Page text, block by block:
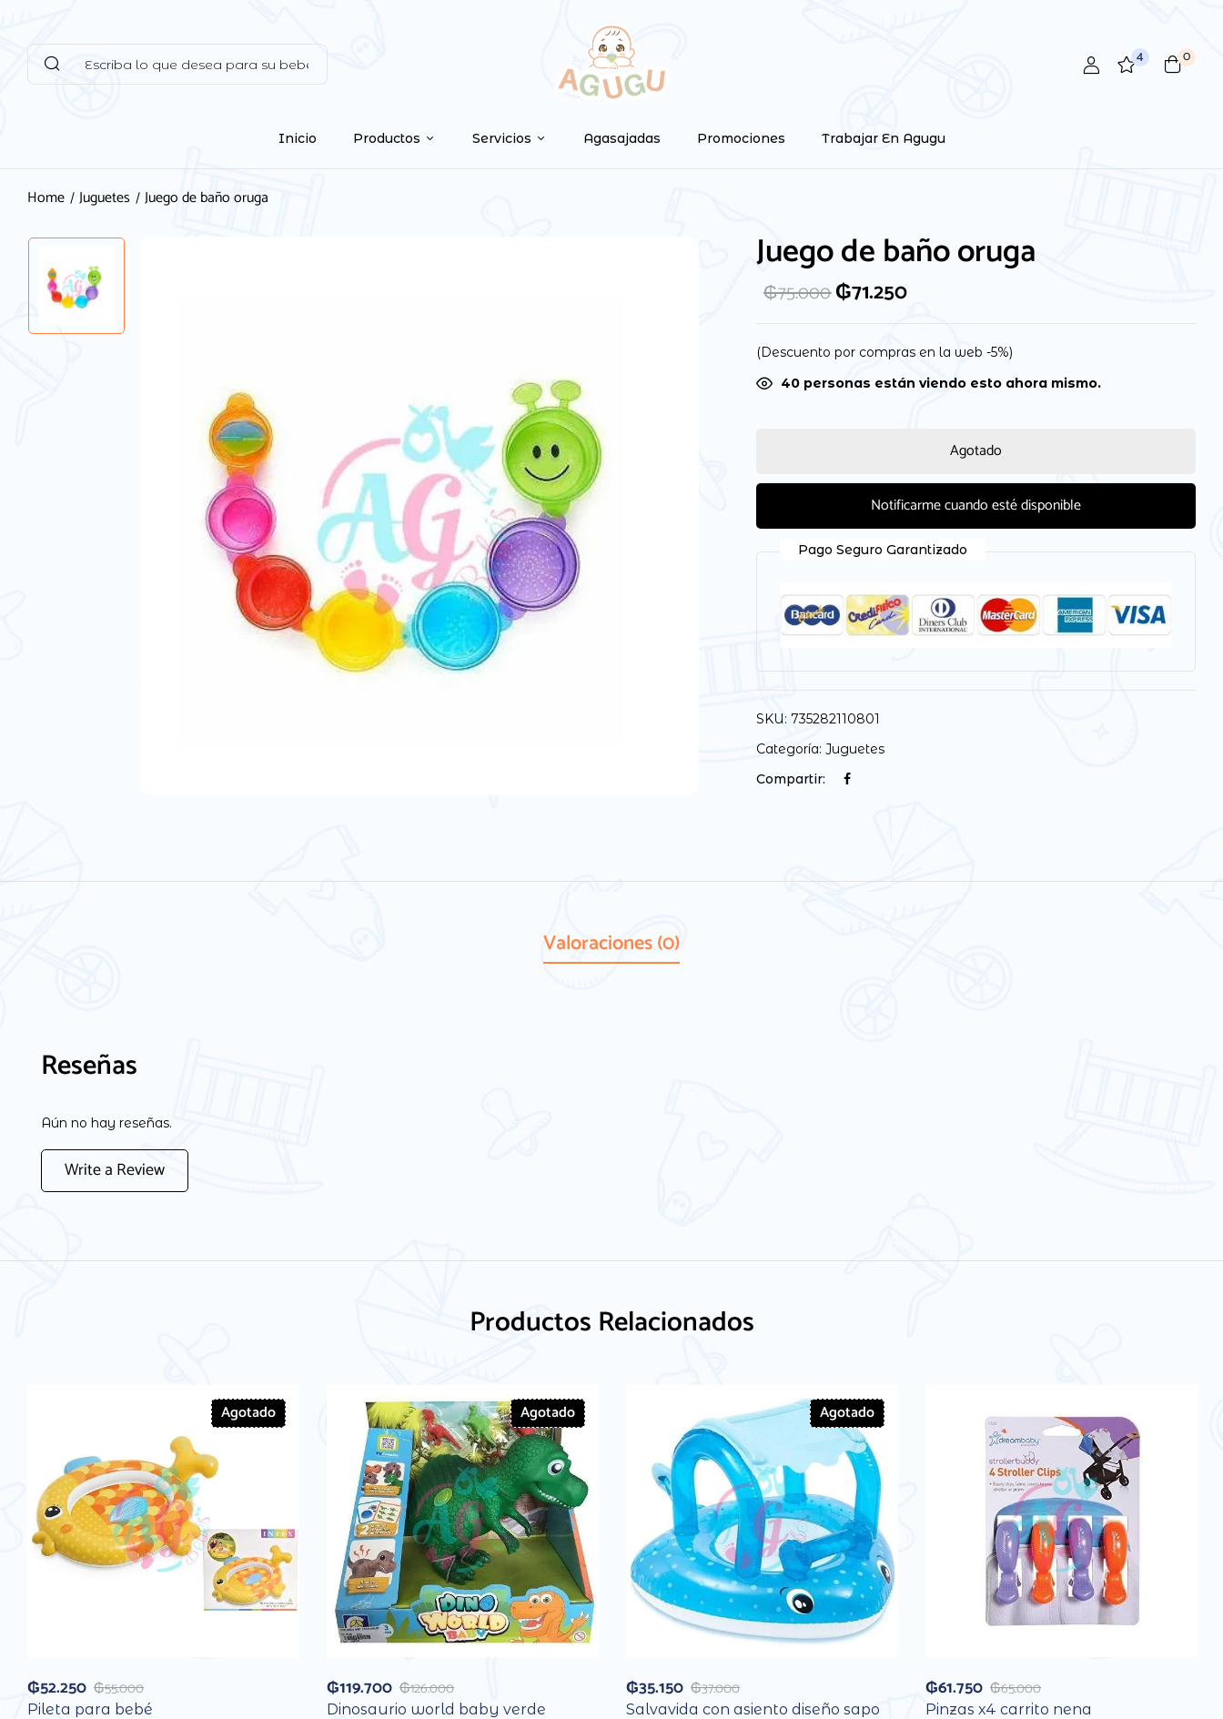
4 0
Inicio Productos Servicios Agasajadas Promociones Trabajar En Agugu
Home Juguetes Juego de baño oruga
Juego de baño oruga
₲75.000₲71.250
(Descuento por compras en la web -5%)
40 personas están viendo esto ahora mismo.
Agotado
Notificarme cuando esté disponible
Pago Seguro Garantizado
SKU:735282110801
Categoría:Juguetes
Compartir:
Valoraciones (0)
Reseñas
Aún no hay reseñas.
Write a Review
Tu dirección de correo electrónico no será publicada.
marcados con*
Guarda mi nombre, correo electrónico y web en este navegador para la próxima
vez que comente.
Productos Relacionados
Agotado
₲55.000
₲52.250
Pileta para bebé
Agotado
₲126.000
₲119.700
Dinosaurio world baby verde
Agotado
₲37.000
₲35.150
Salvavida con asiento diseño sapo
₲65.000
₲61.750
Pinzas x4 carrito nena